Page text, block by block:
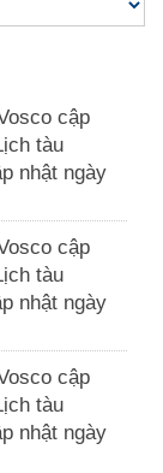
cập
tàu
nhật ngày
cập
tàu
nhật ngày
cập
tàu
nhật ngày